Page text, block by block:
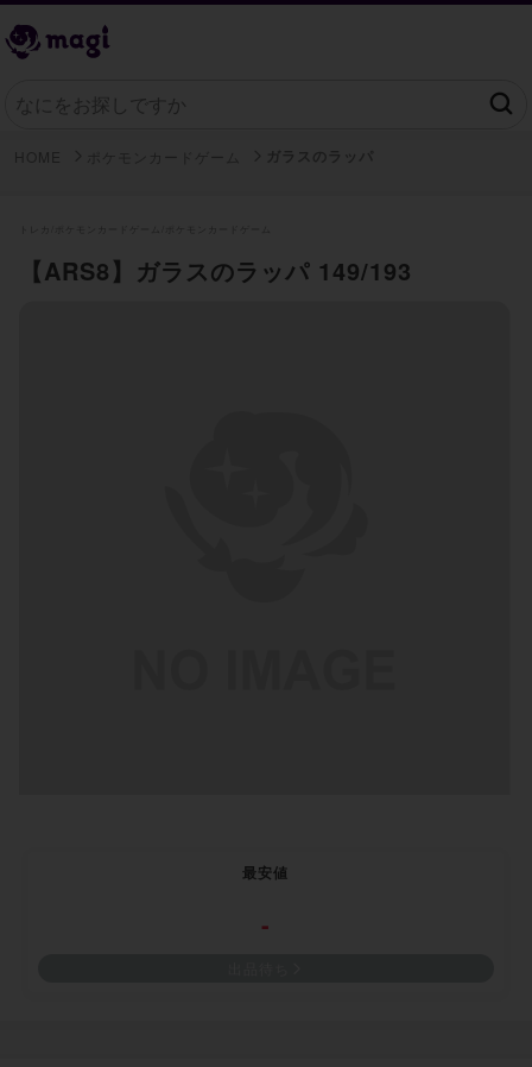
【ARS8】ガラスのラッパ 149/193
最安値
-